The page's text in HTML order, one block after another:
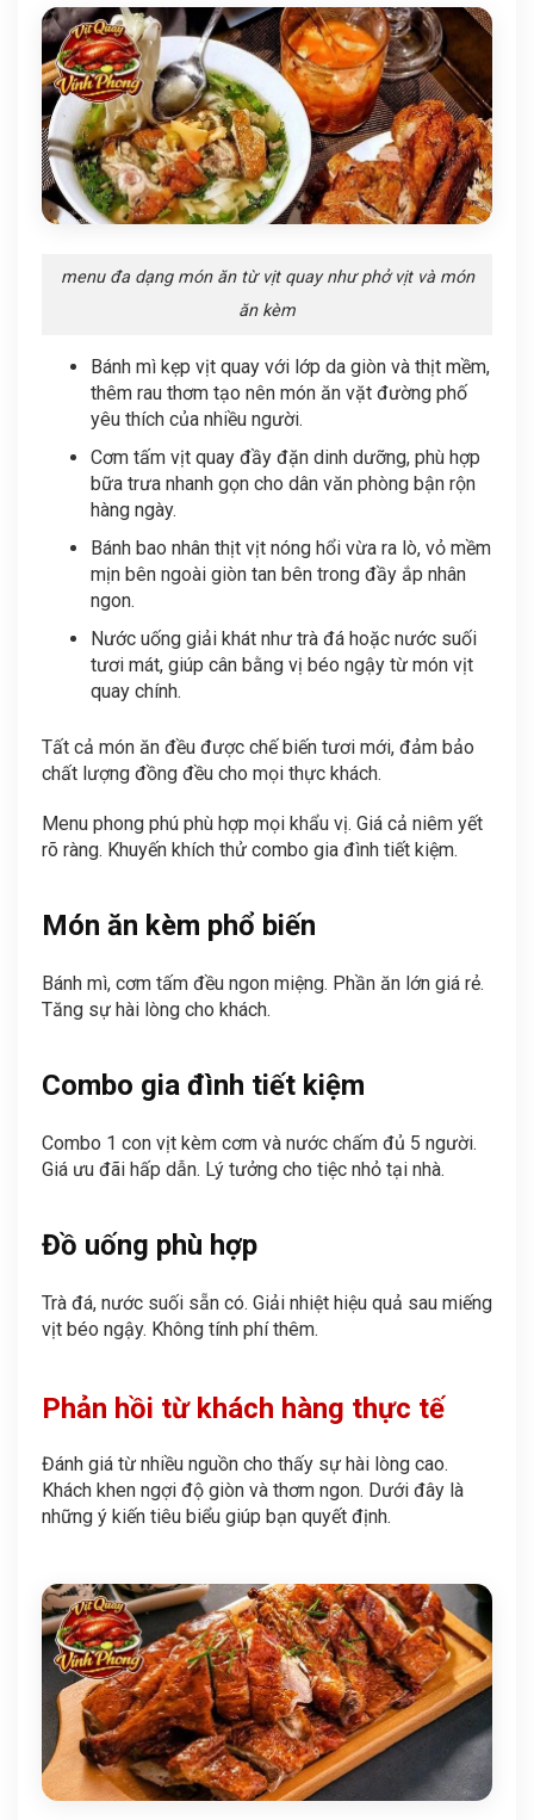
menu đa dạng món ăn từ vịt quay như phở vịt và món
ăn kèm
Bánh mì kẹp vịt quay với lớp da giòn và thịt mềm,
thêm rau thơm tạo nên món ăn vặt đường phố
yêu thích của nhiều người.
Cơm tấm vịt quay đầy đặn dinh dưỡng, phù hợp
bữa trưa nhanh gọn cho dân văn phòng bận rộn
hàng ngày.
Bánh bao nhân thịt vịt nóng hổi vừa ra lò, vỏ mềm
mịn bên ngoài giòn tan bên trong đầy ắp nhân
ngon.
Nước uống giải khát như trà đá hoặc nước suối
tươi mát, giúp cân bằng vị béo ngậy từ món vịt
quay chính.
Tất cả món ăn đều được chế biến tươi mới, đảm bảo
chất lượng đồng đều cho mọi thực khách.
Menu phong phú phù hợp mọi khẩu vị. Giá cả niêm yết
rõ ràng. Khuyến khích thử combo gia đình tiết kiệm.
Món ăn kèm phổ biến
Bánh mì, cơm tấm đều ngon miệng. Phần ăn lớn giá rẻ.
Tăng sự hài lòng cho khách.
Combo gia đình tiết kiệm
Combo 1 con vịt kèm cơm và nước chấm đủ 5 người.
Giá ưu đãi hấp dẫn. Lý tưởng cho tiệc nhỏ tại nhà.
Đồ uống phù hợp
Trà đá, nước suối sẵn có. Giải nhiệt hiệu quả sau miếng
vịt béo ngậy. Không tính phí thêm.
Phản hồi từ khách hàng thực tế
Đánh giá từ nhiều nguồn cho thấy sự hài lòng cao.
Khách khen ngợi độ giòn và thơm ngon. Dưới đây là
những ý kiến tiêu biểu giúp bạn quyết định.